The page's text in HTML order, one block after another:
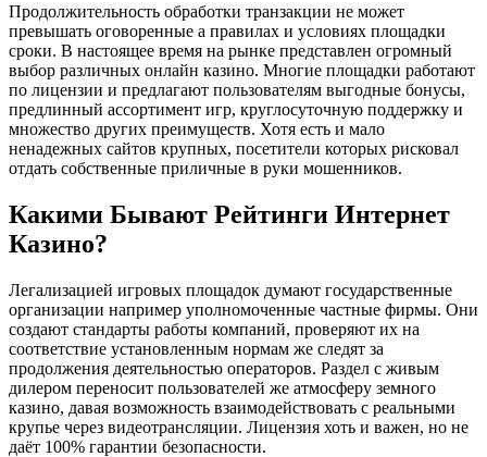
Продолжительность обработки транзакции не может
превышать оговоренные а правилах и условиях площадки
сроки. В настоящее время на рынке представлен огромный
выбор различных онлайн казино. Многие площадки работают
по лицензии и предлагают пользователям выгодные бонусы,
предлинный ассортимент игр, круглосуточную поддержку и
множество других преимуществ. Хотя есть и мало
ненадежных сайтов крупных, посетители которых рисковал
отдать собственные приличные в руки мошенников.
Кaкими Бывaют Peйтинги Интepнeт
Кaзинo?
Легализацией игровых площадок думают государственные
организации например уполномоченные частные фирмы. Они
создают стандарты работы компаний, проверяют их на
соответствие установленным нормам же следят за
продолжения деятельностью операторов. Раздел с живым
дилером переносит пользователей же атмосферу земного
казино, давая возможность взаимодействовать с реальными
крупье через видеотрансляции. Лицензия хоть и важен, но не
даёт 100% гарантии безопасности.